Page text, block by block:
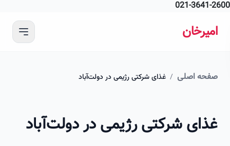
021-
اصلی / غذای شرکتی رژیمی در دولت‌آباد
شرکتی رژیمی در دولت‌آباد